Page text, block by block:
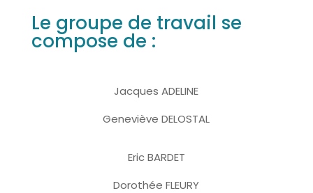
Le groupe de travail se
compose de :
Jacques ADELINE
Geneviève DELOSTAL
Eric BARDET
Dorothée FLEURY